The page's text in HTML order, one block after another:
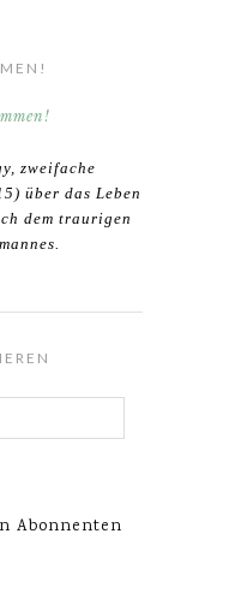
zweifache
über das Leben
dem traurigen
Abonnenten